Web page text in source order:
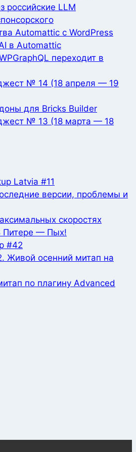
российские LLM
Automattic с WordPress
в Automattic
переходит в
№ 14 (18 апреля — 19
для Bricks Builder
№ 13 (18 марта — 18
Latvia #11
версии, проблемы и
скоростях
Питере — Пых!
#42
Живой осенний митап на
по плагину Advanced